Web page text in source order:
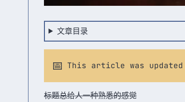
文章目录
📅 This article was
标题总给人一种熟悉的感觉